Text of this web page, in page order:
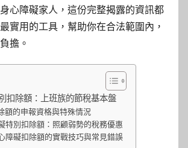
心障礙家人，這份完整揭露的資訊都
實用的工具，幫助你在合法範圍內，
擔。
扣除額：上班族的節稅基本盤
額的申報資格與特殊情況
特別扣除額：照顧弱勢的稅務優惠
障礙扣除額的實戰技巧與常見錯誤